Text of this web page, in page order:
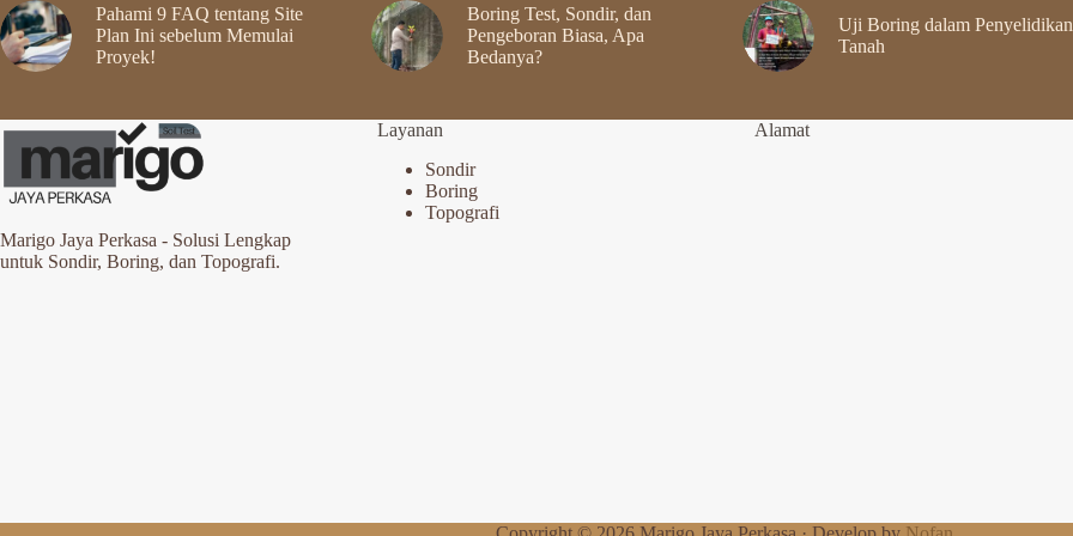
Pahami 9 FAQ tentang Site
Plan Ini sebelum Memulai
Proyek!
Boring Test, Sondir, dan
Pengeboran Biasa, Apa
Bedanya?
Uji Boring dalam Penyelidikan
Tanah
Marigo Jaya Perkasa - Solusi Lengkap
untuk Sondir, Boring, dan Topografi.
Layanan
Sondir
Boring
Topografi
Alamat